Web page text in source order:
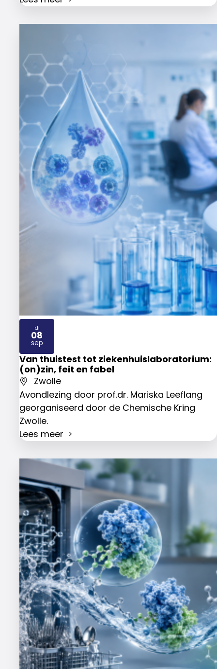
Van thuistest tot ziekenhuislaboratorium:
(on)zin, feit en fabel
Zwolle
Avondlezing door prof.dr. Mariska Leeflang
georganiseerd door de Chemische Kring
Zwolle.
Lees meer
di
08
sep
2026